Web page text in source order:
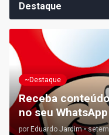
Destaque
~Destaque
Receba
no seu WhatsApp
por Eduardo Jardim •